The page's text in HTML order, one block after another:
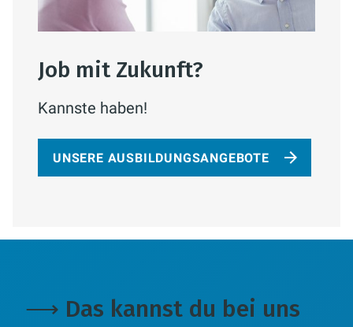
Job mit Zukunft?
Kannste haben!
UNSERE AUSBILDUNGSANGEBOTE
⟶ Das kannst du bei uns